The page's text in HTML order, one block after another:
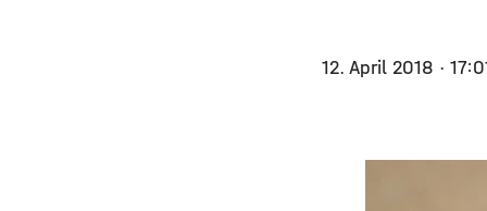
12. April 2018 ·